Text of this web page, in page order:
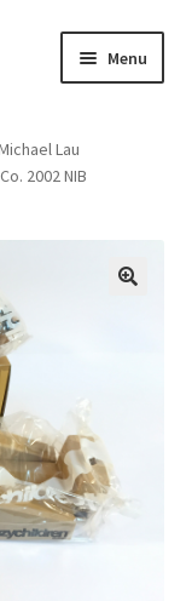
Menu
enfant
Lau
2002 NIB